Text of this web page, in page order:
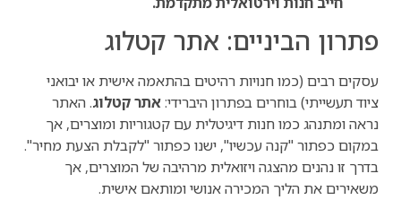
פתרון הביניים: אתר קטלוג
עסקים רבים (כמו חנויות רהיטים בהתאמה אישית או יבואני
ציוד תעשייתי) בוחרים בפתרון היברידי:אתר קטלוג. האתר
נראה ומתנהג כמו חנות דיגיטלית עם קטגוריות ומוצרים, אך
במקום כפתור "קנה עכשיו", ישנו כפתור "לקבלת הצעת מחיר".
בדרך זו נהנים מהצגה ויזואלית מרהיבה של המוצרים, אך
משאירים את הליך המכירה אנושי ומותאם אישית.